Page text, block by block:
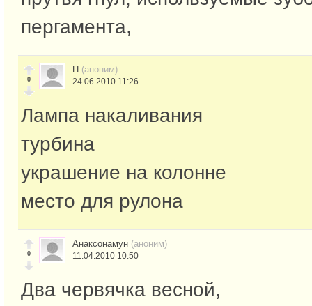
пергамента,
0
П (аноним)
24.06.2010 11:26
Лампа накаливания
турбина
украшение на колонне
место для рулона
0
Анаксонамун (аноним)
11.04.2010 10:50
Два червячка весной,